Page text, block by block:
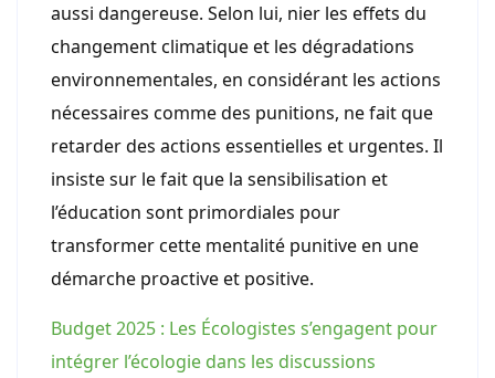
aussi dangereuse. Selon lui, nier les effets du
changement climatique et les dégradations
environnementales, en considérant les actions
nécessaires comme des punitions, ne fait que
retarder des actions essentielles et urgentes. Il
insiste sur le fait que la sensibilisation et
l’éducation sont primordiales pour
transformer cette mentalité punitive en une
démarche proactive et positive.
Budget 2025 : Les Écologistes s’engagent pour
intégrer l’écologie dans les discussions